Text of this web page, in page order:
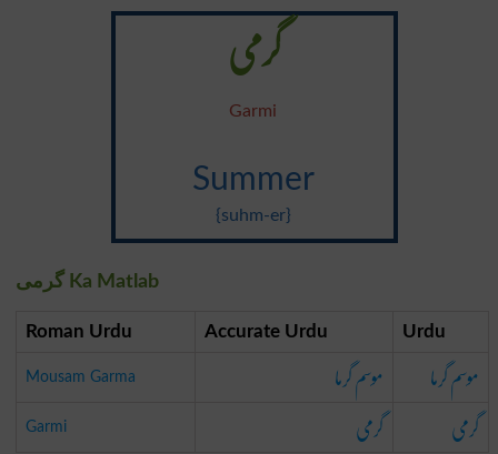
گرمی
Garmi
Summer
{suhm-er}
گرمی Ka Matlab
Roman Urdu Accurate Urdu Urdu
Mousam Garma موسم گرما موسم گرما
Garmi گرمی گرمی